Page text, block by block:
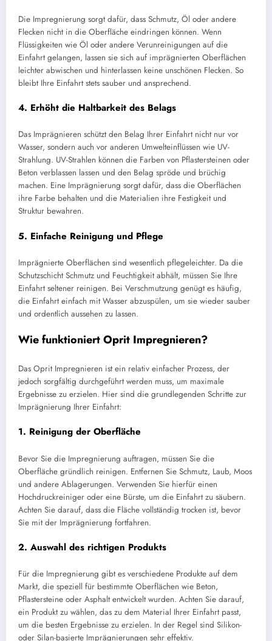
Die Impregnierung sorgt dafür, dass Schmutz, Öl oder andere
Flecken nicht in die Oberfläche eindringen können. Wenn
Flüssigkeiten wie Öl oder andere Verunreinigungen auf die
Einfahrt gelangen, lassen sie sich auf imprägnierten Oberflächen
leichter abwischen und hinterlassen keine unschönen Flecken. So
bleibt Ihre Einfahrt stets sauber und ansprechend.
4. Erhöht die Haltbarkeit des Belags
Das Imprägnieren schützt den Belag Ihrer Einfahrt nicht nur vor
Wasser, sondern auch vor anderen Umwelteinflüssen wie UV-
Strahlung. UV-Strahlen können die Farben von Pflastersteinen oder
Beton verblassen lassen und den Belag spröde und brüchig
machen. Eine Imprägnierung sorgt dafür, dass die Oberflächen
ihre Farbe behalten und die Materialien ihre Festigkeit und
Struktur bewahren.
5. Einfache Reinigung und Pflege
Imprägnierte Oberflächen sind wesentlich pflegeleichter. Da die
Schutzschicht Schmutz und Feuchtigkeit abhält, müssen Sie Ihre
Einfahrt seltener reinigen. Bei Verschmutzung genügt es häufig,
die Einfahrt einfach mit Wasser abzuspülen, um sie wieder sauber
und ordentlich aussehen zu lassen.
Wie funktioniert Oprit Impregnieren?
Das Oprit Impregnieren ist ein relativ einfacher Prozess, der
jedoch sorgfältig durchgeführt werden muss, um maximale
Ergebnisse zu erzielen. Hier sind die grundlegenden Schritte zur
Imprägnierung Ihrer Einfahrt:
1. Reinigung der Oberfläche
Bevor Sie die Impregnierung auftragen, müssen Sie die
Oberfläche gründlich reinigen. Entfernen Sie Schmutz, Laub, Moos
und andere Ablagerungen. Verwenden Sie hierfür einen
Hochdruckreiniger oder eine Bürste, um die Einfahrt zu säubern.
Achten Sie darauf, dass die Fläche vollständig trocken ist, bevor
Sie mit der Imprägnierung fortfahren.
2. Auswahl des richtigen Produkts
Für die Impregnierung gibt es verschiedene Produkte auf dem
Markt, die speziell für bestimmte Oberflächen wie Beton,
Pflastersteine oder Asphalt entwickelt wurden. Achten Sie darauf,
ein Produkt zu wählen, das zu dem Material Ihrer Einfahrt passt,
um die besten Ergebnisse zu erzielen. In der Regel sind Silikon-
oder Silan-basierte Imprägnierungen sehr effektiv.